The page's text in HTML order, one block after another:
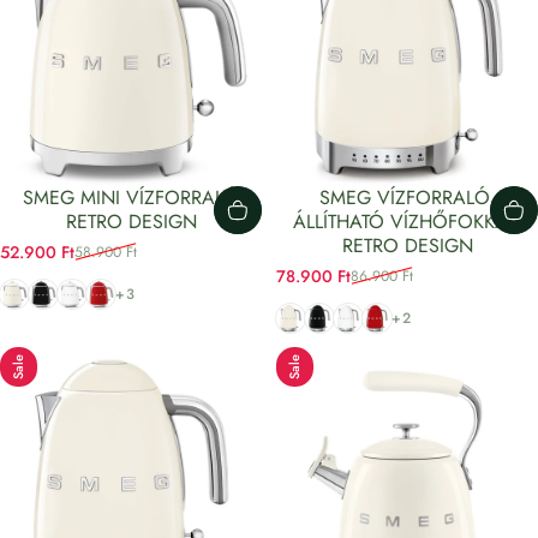
SMEG MINI VÍZFORRALÓ
RETRO DESIGN
Eladási ár
52.900 Ft
Normál áron58.900 Ft
BézsFeketeFehérPiros
+3
SMEG VÍZFORRALÓ,
ÁLLÍTHATÓ VÍZHŐFOKKAL,
RETRO DESIGN
Eladási ár
78.900 Ft
Normál áron86.900 Ft
BézsFeketeFehérPiros
+2
Sale Sale